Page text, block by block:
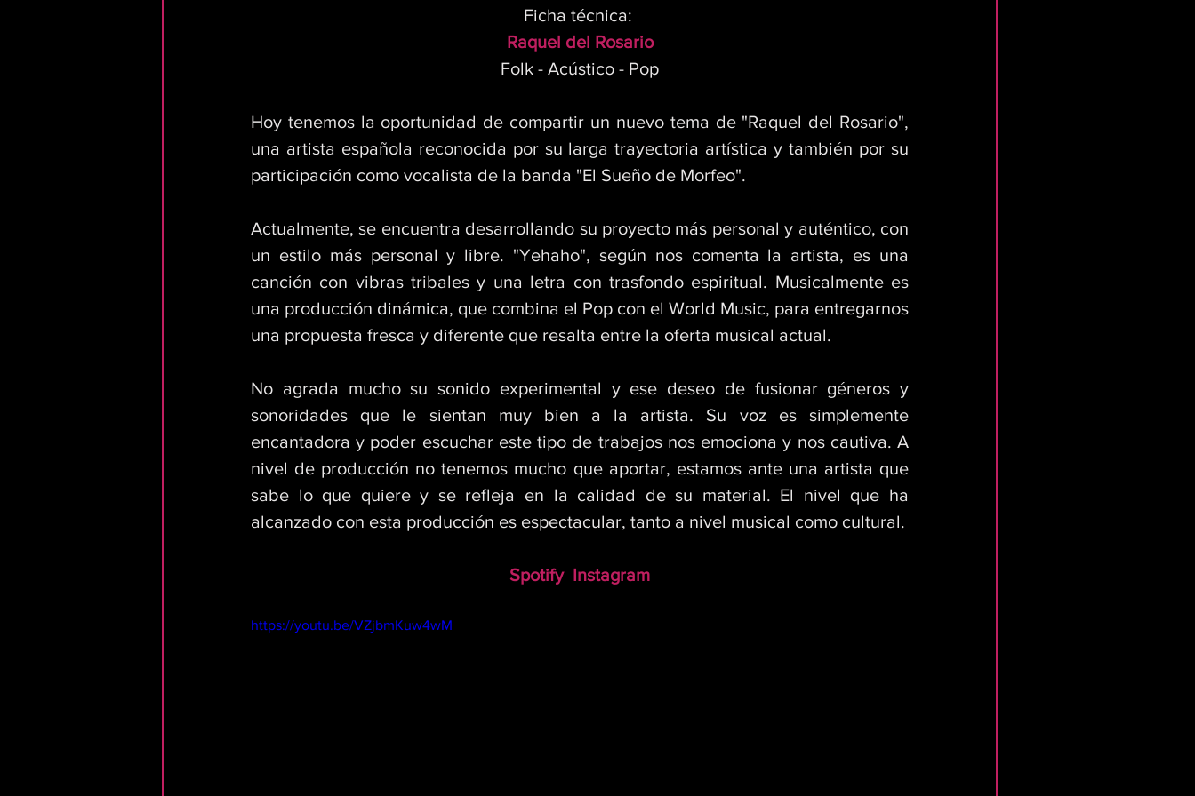
Ficha técnica:
Raquel del Rosario
Folk - Acústico - Pop
Hoy tenemos la oportunidad de compartir un nuevo tema de "Raquel del Rosario",
una artista española reconocida por su larga trayectoria artística y también por su
participación como vocalista de la banda "El Sueño de Morfeo".
Actualmente, se encuentra desarrollando su proyecto más personal y auténtico, con
un estilo más personal y libre. "Yehaho", según nos comenta la artista, es una
canción con vibras tribales y una letra con trasfondo espiritual. Musicalmente es
una producción dinámica, que combina el Pop con el World Music, para entregarnos
una propuesta fresca y diferente que resalta entre la oferta musical actual.
No agrada mucho su sonido experimental y ese deseo de fusionar géneros y
sonoridades que le sientan muy bien a la artista. Su voz es simplemente
encantadora y poder escuchar este tipo de trabajos nos emociona y nos cautiva. A
nivel de producción no tenemos mucho que aportar, estamos ante una artista que
sabe lo que quiere y se refleja en la calidad de su material. El nivel que ha
alcanzado con esta producción es espectacular, tanto a nivel musical como cultural.
Spotify Instagram
https://youtu.be/VZjbmKuw4wM